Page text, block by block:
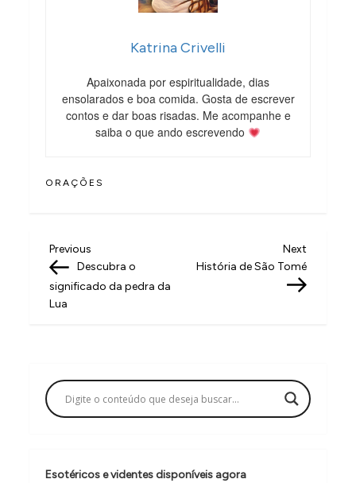
Katrina Crivelli
Apaixonada por espiritualidade, dias
ensolarados e boa comida. Gosta de escrever
contos e dar boas risadas. Me acompanhe e
saiba o que ando escrevendo
ORAÇÕES
N
a
v
a
ç
o
Previous
Post
Previous
Descubra o
significado da pedra da
Lua
Next
Post
Next
História de São Tomé
Esotéricos e videntes disponíveis agora